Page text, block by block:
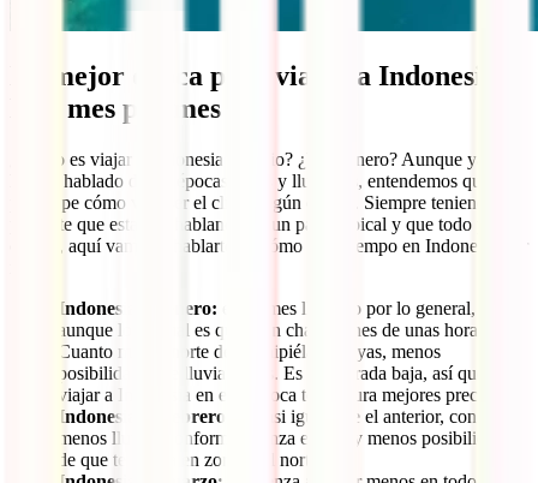
La mejor época para viajar a Indonesia y
Bali mes por mes
¿Cómo es viajar a Indonesia en julio? ¿Y en enero? Aunque ya te
hemos hablado de las épocas secas y lluviosas, entendemos que te
preocupe cómo va a ser el clima según el mes. Siempre teniendo
presente que estamos hablando de un país tropical y que todo puede
ocurrir, aquí vamos a hablarte de cómo es el tiempo en Indonesia por
Indonesia en enero:
es un mes lluvioso por lo general,
aunque lo normal es que sean chaparrones de unas horas.
Cuanto más al norte del archipiélago vayas, menos
posibilidades de lluvia tienes. Es temporada baja, así que
viajar a Indonesia en esta época te asegura mejores precios.
Indonesia en febrero:
es casi igual que el anterior, con
menos lluvias conforme avanza el mes y menos posibilidades
de que te llueva en zonas del norte.